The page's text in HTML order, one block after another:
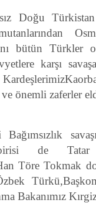
Doğu Türkistan
bütün Türkler
karşı
önemli zaferler
birisi de
Töre Tokmak
Bakanımız